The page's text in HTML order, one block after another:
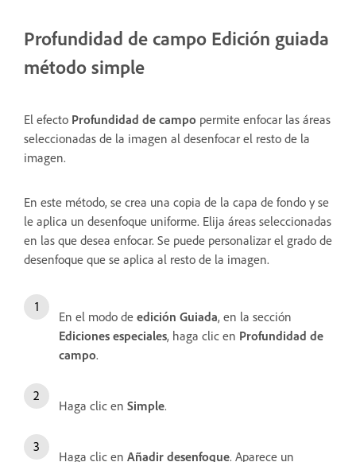
Profundidad de campo Edición guiada
método simple
El efecto Profundidad de campo permite enfocar las áreas
seleccionadas de la imagen al desenfocar el resto de la
imagen.
En este método, se crea una copia de la capa de fondo y se
le aplica un desenfoque uniforme. Elija áreas seleccionadas
en las que desea enfocar. Se puede personalizar el grado de
desenfoque que se aplica al resto de la imagen.
En el modo de edición Guiada, en la sección
Ediciones especiales, haga clic en Profundidad de
campo.
Haga clic en Simple.
Haga clic en Añadir desenfoque. Aparece un